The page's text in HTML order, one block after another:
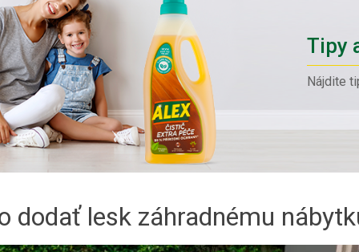
Tipy
Nájdite
dodať lesk záhradnému